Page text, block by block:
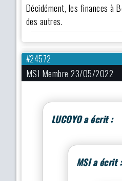
Décidément, les finances à
des autres.
#24572
MSI Membre 23/05/2022
LUCOYO a écrit :
MSI a écrit :